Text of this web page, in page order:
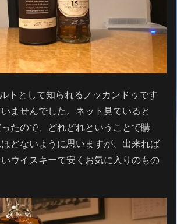
トとして知られるノッカンドゥです
ませんでした。ネット見ていると
たので、どれどれということで購
どないように思いますが、出来れば
ウイスキーで安くお気に入りのもの